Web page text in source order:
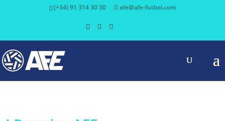
(+34) 91 314 30 30 afe@afe-futbol.com